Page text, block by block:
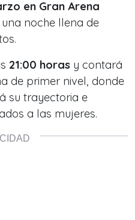
en Gran Arena
noche llena de
21:00 horas y contará
de primer nivel, donde
su trayectoria e
a las mujeres.